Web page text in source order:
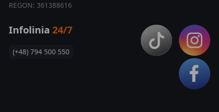
REGON: 361388616
Infolinia 24/7
(+48) 794 500 550